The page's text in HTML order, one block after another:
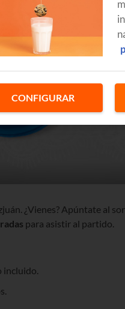
¿Vienes? Apúntate al
para asistir al partido.
incluido.
CONFIGURAR